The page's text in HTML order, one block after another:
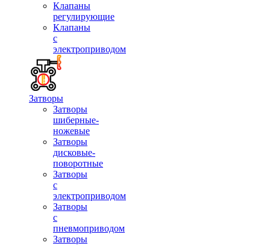
Клапаны
регулирующие
Клапаны
с
электроприводом
Затворы
Затворы
шиберные-
ножевые
Затворы
дисковые-
поворотные
Затворы
с
электроприводом
Затворы
с
пневмоприводом
Затворы